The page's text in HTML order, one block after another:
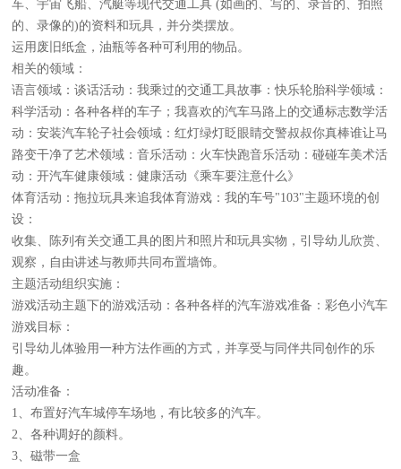
车、宇宙飞船、汽艇等现代交通工具 (如画的、写的、录音的、拍照
的、录像的)的资料和玩具，并分类摆放。
运用废旧纸盒，油瓶等各种可利用的物品。
相关的领域：
语言领域：谈话活动：我乘过的交通工具故事：快乐轮胎科学领域：
科学活动：各种各样的车子；我喜欢的汽车马路上的交通标志数学活
动：安装汽车轮子社会领域：红灯绿灯眨眼睛交警叔叔你真棒谁让马
路变干净了艺术领域：音乐活动：火车快跑音乐活动：碰碰车美术活
动：开汽车健康领域：健康活动《乘车要注意什么》
体育活动：拖拉玩具来追我体育游戏：我的车号"103"主题环境的创
设：
收集、陈列有关交通工具的图片和照片和玩具实物，引导幼儿欣赏、
观察，自由讲述与教师共同布置墙饰。
主题活动组织实施：
游戏活动主题下的游戏活动：各种各样的汽车游戏准备：彩色小汽车
游戏目标：
引导幼儿体验用一种方法作画的方式，并享受与同伴共同创作的乐
趣。
活动准备：
1、布置好汽车城停车场地，有比较多的汽车。
2、各种调好的颜料。
3、磁带一盒